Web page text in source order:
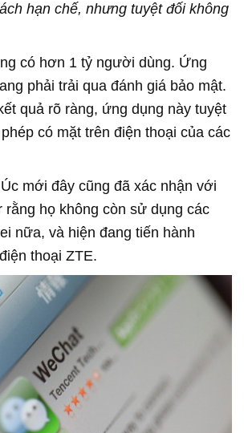
hạn chế, nhưng tuyệt đối không
có hơn 1 tỷ người dùng. Ứng
phải trải qua đánh giá bảo mật.
quả rõ ràng, ứng dụng này tuyệt
có mặt trên điện thoại của các
mới đây cũng đã xác nhận với
rằng họ không còn sử dụng các
nữa, và hiện đang tiến hành
thoại ZTE.